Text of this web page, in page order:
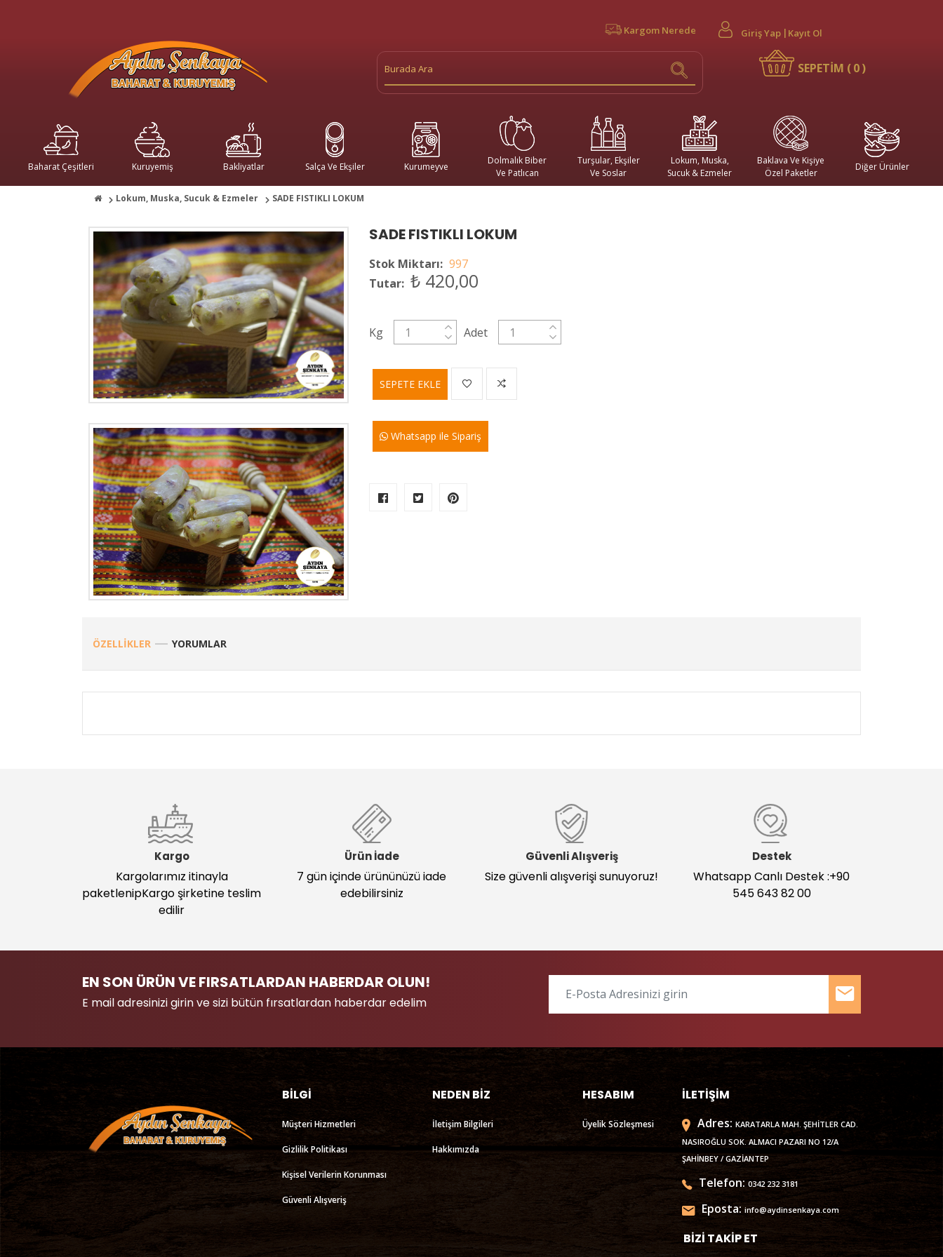
Kargom Nerede Giriş Yap Kayıt Ol
SEPETİM (0)
Baharat Çeşitleri Kuruyemiş Bakliyatlar Salça Ve Ekşiler Kurumeyve
Dolmalık Biber
Ve Patlıcan
Turşular, Ekşiler
Ve Soslar
Lokum, Muska,
Sucuk & Ezmeler
Baklava Ve Kişiye
Özel Paketler
Diğer Ürünler
Lokum, Muska, Sucuk & Ezmeler SADE FISTIKLI LOKUM
SADE FISTIKLI LOKUM
Stok Miktarı: 997
Tutar: ₺ 420,00
Kg Adet
SEPETE EKLE
Whatsapp ile Sipariş
ÖZELLİKLER YORUMLAR
Kargo
Kargolarımız itinayla
paketlenipKargo şirketine teslim
edilir
Ürün İade
7 gün içinde ürününüzü iade
edebilirsiniz
Güvenli Alışveriş
Size güvenli alışverişi sunuyoruz!
Destek
Whatsapp Canlı Destek :+90
545 643 82 00
EN SON ÜRÜN VE FIRSATLARDAN HABERDAR OLUN!
E mail adresinizi girin ve sizi bütün fırsatlardan haberdar edelim
BİLGİ
Müşteri Hizmetleri
Gizlilik Politikası
Kişisel Verilerin Korunması
Güvenli Alışveriş
NEDEN BİZ
İletişim Bilgileri
Hakkımızda
HESABIM
Üyelik Sözleşmesi
İLETİŞİM
Adres: KARATARLA MAH. ŞEHİTLER CAD.
NASIROĞLU SOK. ALMACI PAZARI NO 12/A
ŞAHİNBEY / GAZİANTEP
Telefon: 0342 232 3181
Eposta: info@aydinsenkaya.com
BIZI TAKIP ET